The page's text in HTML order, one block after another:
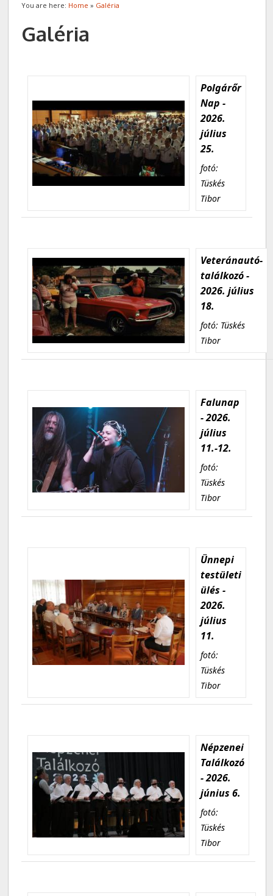
You are here: Home » Galéria
Galéria
Polgárőr
Nap -
2026.
július
25.
fotó:
Tüskés
Tibor
Veteránautó-
találkozó -
2026. július
18.
fotó: Tüskés
Tibor
Falunap
- 2026.
július
11.-12.
fotó:
Tüskés
Tibor
Ünnepi
testületi
ülés -
2026.
július
11.
fotó:
Tüskés
Tibor
Népzenei
Találkozó
- 2026.
június 6.
fotó:
Tüskés
Tibor